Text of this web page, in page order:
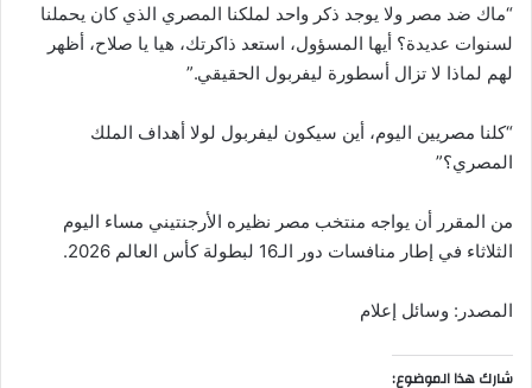
“ماك ضد مصر ولا يوجد ذكر واحد لملكنا المصري الذي كان يحملنا
لسنوات عديدة؟ أيها المسؤول، استعد ذاكرتك، هيا يا صلاح، أظهر
لهم لماذا لا تزال أسطورة ليفربول الحقيقي.”
“كلنا مصريين اليوم، أين سيكون ليفربول لولا أهداف الملك
المصري؟”
من المقرر أن يواجه منتخب مصر نظيره الأرجنتيني مساء اليوم
الثلاثاء في إطار منافسات دور الـ16 لبطولة كأس العالم 2026.
المصدر: وسائل إعلام
شارك هذا الموضوع: